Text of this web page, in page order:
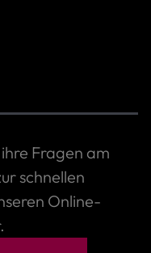
Fragen am
schnellen
Online-